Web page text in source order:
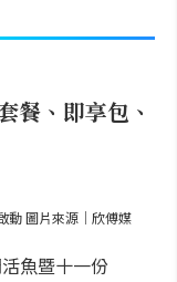
餐、即享包、
動 圖片來源｜欣傅媒
魚暨十一份